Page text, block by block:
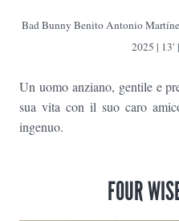
Bad Bunny Benito Antonio
2025 |
Un uomo anziano, gentile e
sua vita con il suo caro
ingenuo.
FOUR